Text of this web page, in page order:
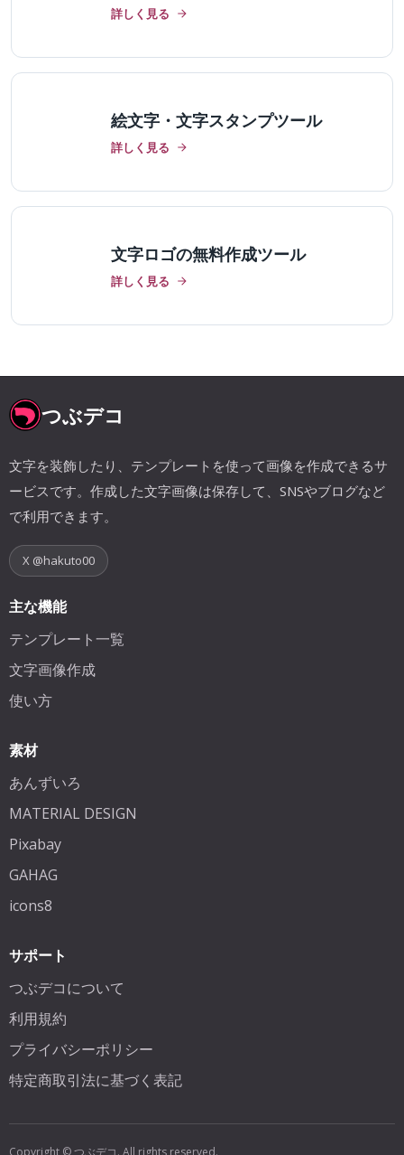
詳しく見る
絵文字・文字スタンプツール
詳しく見る
文字ロゴの無料作成ツール
詳しく見る
つぶデコ
文字を装飾したり、テンプレートを使って画像を作成できるサ
ービスです。作成した文字画像は保存して、SNSやブログなど
で利用できます。
X @hakuto00
主な機能
テンプレート一覧
文字画像作成
使い方
素材
あんずいろ
MATERIAL DESIGN
Pixabay
GAHAG
icons8
サポート
つぶデコについて
利用規約
プライバシーポリシー
特定商取引法に基づく表記
Copyright © つぶデコ. All rights reserved.